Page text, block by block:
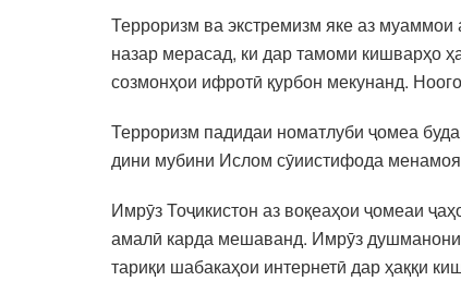
Терроризм ва экстремизм яке аз
назар мерасад, ки дар тамоми кишварҳо
созмонҳои ифротӣ қурбон мекунанд.
Терроризм падидаи номатлуби ҷомеа
дини мубини Ислом сӯиистифода
Имрӯз Тоҷикистон аз воқеаҳои ҷомеаи
амалӣ карда мешаванд. Имрӯз душманони
тариқи шабакаҳои интернетӣ дар ҳаққи